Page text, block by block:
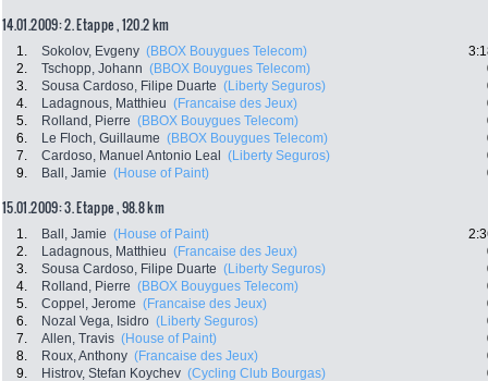
14.01.2009: 2. Etappe , 120.2 km
1. Sokolov, Evgeny (BBOX Bouygues Telecom)
2.
Tschopp, Johann (BBOX Bouygues Telecom)
3.
Sousa Cardoso, Filipe Duarte (Liberty Seguros)
4.
Ladagnous, Matthieu (Francaise des Jeux)
5.
Rolland, Pierre (BBOX Bouygues Telecom)
6.
Le Floch, Guillaume (BBOX Bouygues Telecom)
7.
Cardoso, Manuel Antonio Leal (Liberty Seguros)
9.
Ball, Jamie (House of Paint)
15.01.2009: 3. Etappe , 98.8 km
1. Ball, Jamie (House of Paint)
2.
Ladagnous, Matthieu (Francaise des Jeux)
3.
Sousa Cardoso, Filipe Duarte (Liberty Seguros)
4.
Rolland, Pierre (BBOX Bouygues Telecom)
5.
Coppel, Jerome (Francaise des Jeux)
6.
Nozal Vega, Isidro (Liberty Seguros)
7.
Allen, Travis (House of Paint)
8.
Roux, Anthony (Francaise des Jeux)
9.
Histrov, Stefan Koychev (Cycling Club Bourgas)